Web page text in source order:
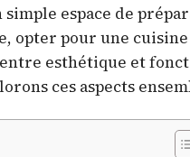
espace de
opter pour une
esthétique et
ces aspects